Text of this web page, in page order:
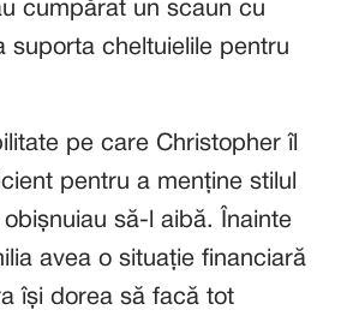
cumpărat un scaun cu
suporta cheltuielile pentru
pe care Christopher îl
pentru a menține stilul
să-l aibă. Înainte
avea o situație financiară
își dorea să facă tot